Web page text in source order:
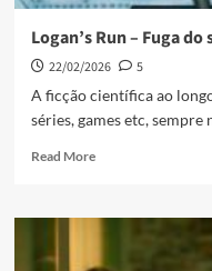
Logan’s Run – Fuga
22/02/2026
5
A ficção científica ao
séries, games etc,
Read More